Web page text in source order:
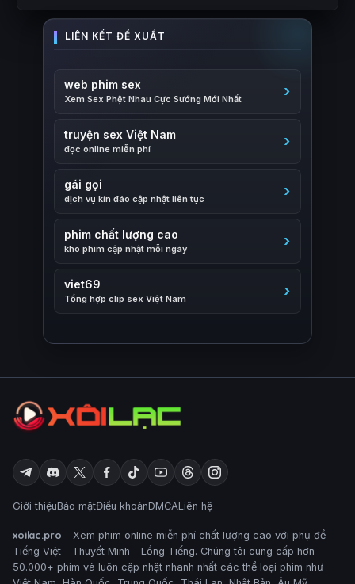
web phim sex
Xem Sex Phệt Nhau Cực Sướng Mới Nhất
truyện sex Việt Nam
đọc online miễn phí
gái gọi
dịch vụ kín đáo cập nhật liên tục
phim chất lượng cao
kho phim cập nhật mỗi ngày
viet69
Tổng hợp clip sex Việt Nam
Giới thiệuBảo mậtĐiều khoảnDMCALiên hệ
xoilac.pro - Xem phim online miễn phí chất lượng cao với phụ đề
Tiếng Việt - Thuyết Minh - Lồng Tiếng. Chúng tôi cung cấp hơn
50.000+ phim và luôn cập nhật nhanh nhất các thể loại phim như